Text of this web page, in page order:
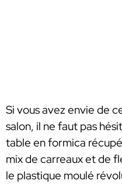
Si vous avez envie de
salon, il ne faut pas
table en formica
mix de carreaux et de
le plastique moulé